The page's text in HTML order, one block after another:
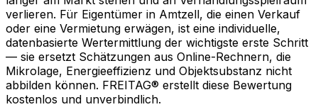
verlieren. Für Eigentümer in Amtzell, die einen Verkauf
oder eine Vermietung erwägen, ist eine individuelle,
datenbasierte Wertermittlung der wichtigste erste Schritt
— sie ersetzt Schätzungen aus Online-Rechnern, die
Mikrolage, Energieeffizienz und Objektsubstanz nicht
abbilden können. FREITAG® erstellt diese Bewertung
kostenlos und unverbindlich.